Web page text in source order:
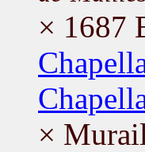
× 1687
×